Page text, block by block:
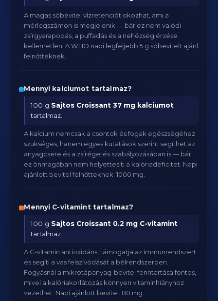
A magas sóbevitel vízretenciót okozhat, ami a
mérlegszámon is megjelenik — bár ez nem valódi
zsírgyarapodás, a puffadás és a nehézség érzése
kellemetlen. A WHO napi legfeljebb 5 g sóbevitelt ajánl
felnőtteknek.
Mennyi kalciumot tartalmaz?
100 g Sajtos Croissant 37 mg kalciumot
tartalmaz.
A kalcium nemcsak a csontok és fogak egészségéhez
szükséges, hanem egyes kutatások szerint segíthet az
anyagcsere és a zsírégetés szabályozásában is — bár
ez önmagában nem helyettesíti a kalóriadeficitet. Napi
ajánlott bevitel felnőtteknek: 1000 mg.
Mennyi C-vitamint tartalmaz?
100 g Sajtos Croissant 0.2 mg C-vitamint
tartalmaz.
A C-vitamin antioxidáns, támogatja az immunrendszert
és segíti a vas felszívódását a bélrendszerben.
Fogyásnál a mikrotápanyag-bevitel fenntartása fontos,
mivel a kalóriakorlátozás könnyen vitaminhiányhoz
vezethet. Napi ajánlott bevitel: 80 mg.